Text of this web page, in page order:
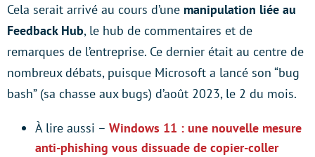
Cela serait arrivé au cours d’une manipulation liée au
Feedback Hub, le hub de commentaires et de
remarques de l’entreprise. Ce dernier était au centre de
nombreux débats, puisque Microsoft a lancé son “bug
bash” (sa chasse aux bugs) d’août 2023, le 2 du mois.
À lire aussi – Windows 11 : une nouvelle mesure
anti-phishing vous dissuade de copier-coller